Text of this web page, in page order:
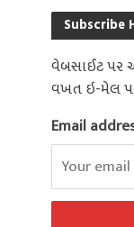
Subscribe
વેબસાઈટ પર
વખત ઇ-મેલ
Email